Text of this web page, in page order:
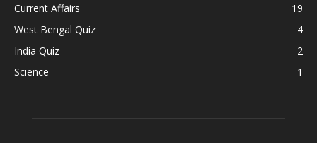
Current Affairs
19
West Bengal Quiz
4
India Quiz
2
Science
1